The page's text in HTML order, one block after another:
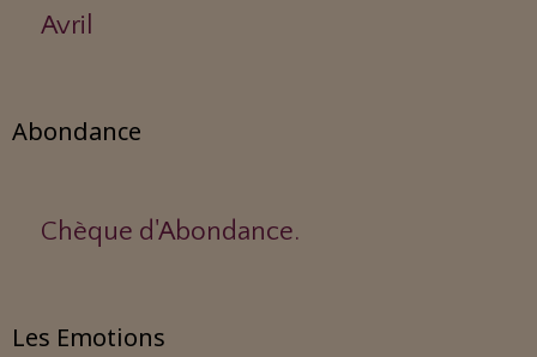
Avril
Abondance
Chèque d'Abondance.
Les Emotions